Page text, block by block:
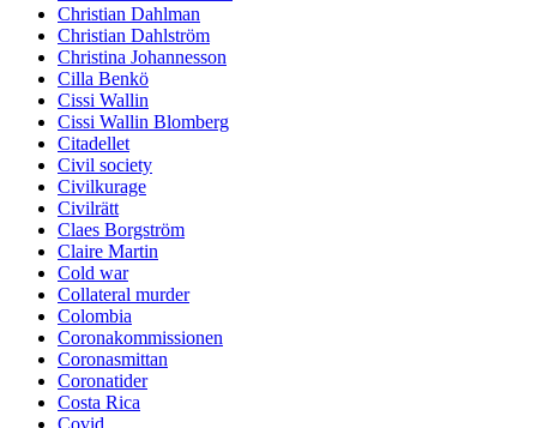
Christian Dahlman
Christian Dahlström
Christina Johannesson
Cilla Benkö
Cissi Wallin
Cissi Wallin Blomberg
Citadellet
Civil society
Civilkurage
Civilrätt
Claes Borgström
Claire Martin
Cold war
Collateral murder
Colombia
Coronakommissionen
Coronasmittan
Coronatider
Costa Rica
Covid